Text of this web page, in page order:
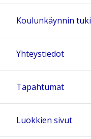
Koulunkäynnin tuki
Yhteystiedot
Tapahtumat
Luokkien sivut